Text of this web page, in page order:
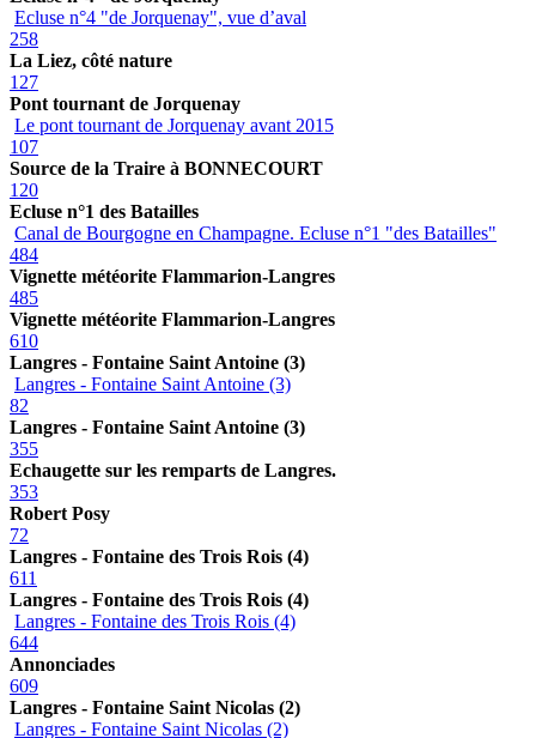
Ecluse n°4 "de Jorquenay", vue d’aval
258
La Liez, côté nature
127
Pont tournant de Jorquenay
Le pont tournant de Jorquenay avant 2015
107
Source de la Traire à BONNECOURT
120
Ecluse n°1 des Batailles
Canal de Bourgogne en Champagne. Ecluse n°1 "des Batailles"
484
Vignette météorite Flammarion-Langres
485
Vignette météorite Flammarion-Langres
610
Langres - Fontaine Saint Antoine (3)
Langres - Fontaine Saint Antoine (3)
82
Langres - Fontaine Saint Antoine (3)
355
Echaugette sur les remparts de Langres.
353
Robert Posy
72
Langres - Fontaine des Trois Rois (4)
611
Langres - Fontaine des Trois Rois (4)
Langres - Fontaine des Trois Rois (4)
644
Annonciades
609
Langres - Fontaine Saint Nicolas (2)
Langres - Fontaine Saint Nicolas (2)